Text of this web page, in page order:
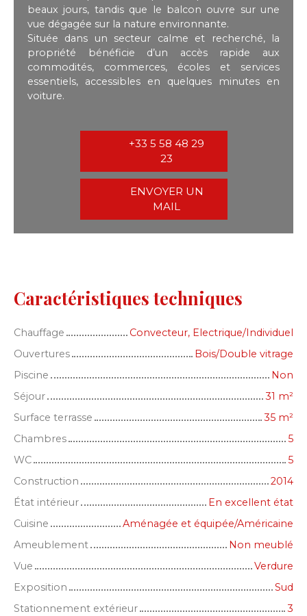
beaux jours, tandis que le balcon ouvre sur une
vue dégagée sur la nature environnante.
Située dans un secteur calme et recherché, la
propriété bénéficie d’un accès rapide aux
commodités, commerces, écoles et services
essentiels, accessibles en quelques minutes en
voiture.
+33 5 58 48 29
23
ENVOYER UN
MAIL
Caractéristiques techniques
Chauffage
Convecteur, Electrique/Individuel
Ouvertures
Bois/Double vitrage
Piscine
Non
Séjour
31 m²
Surface terrasse
35 m²
Chambres
5
WC
5
Construction
2014
État intérieur
En excellent état
Cuisine
Aménagée et équipée/Américaine
Ameublement
Non meublé
Vue
Verdure
Exposition
Sud
Stationnement extérieur
3